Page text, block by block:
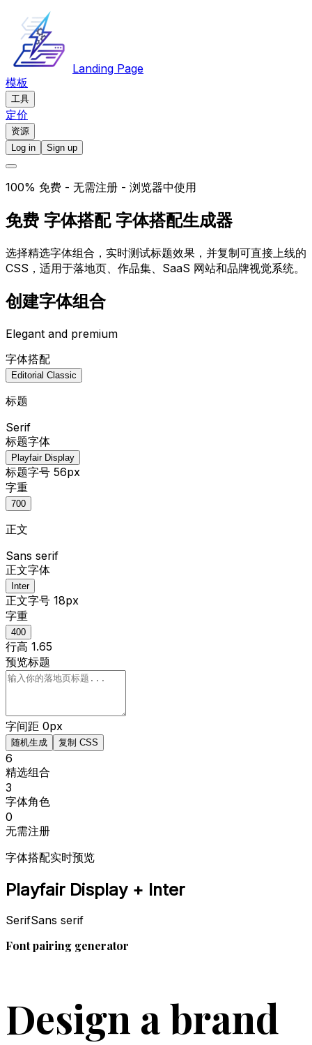
Landing Page
模板
工具
定价
资源
Log in
Sign up
100% 免费 - 无需注册 - 浏览器中使用
免费 字体搭配字体搭配生成器
选择精选字体组合，实时测试标题效果，并复制可直接上线的
CSS，适用于落地页、作品集、SaaS 网站和品牌视觉系统。
创建字体组合
Elegant and premium
字体搭配
Editorial Classic
标题
Serif
标题字体
Playfair Display
标题字号 56px
字重
700
正文
Sans serif
正文字体
Inter
正文字号 18px
字重
400
行高 1.65
预览标题
字间距 0px
随机生成 复制 CSS
6
精选组合
3
字体角色
0
无需注册
字体搭配实时预览
Playfair Display + Inter
SerifSans serif
Font pairing generator
Design a brand